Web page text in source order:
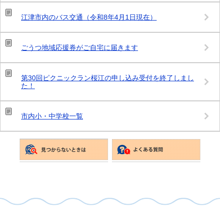
る
人
こ
ん
な
ー
ジ
も
い
ま
す
江津市内のバス交通（令和8年4月1日現在）
ごうつ地域応援券がご自宅に届きます
第30回ピクニックラン桜江の申し込み受付を終了しまし
た！
市内小・中学校一覧